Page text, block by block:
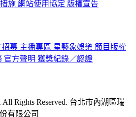
施 網站使用協定 版權宣告
招募 主播專區 星藝象娛樂 節目版權
官方聲明 獲獎紀錄／認證
Rights Reserved. 台北市內湖區瑞
有限公司